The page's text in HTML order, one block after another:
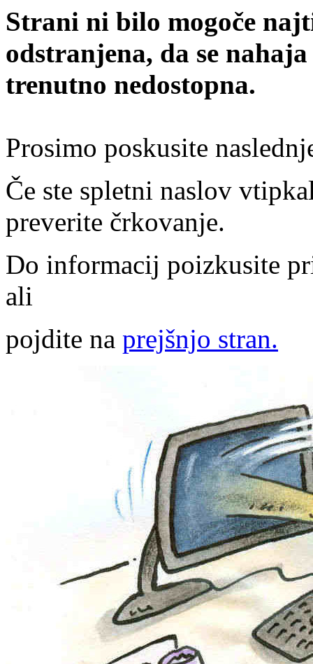
Strani ni bilo mogoče
odstranjena, da se
trenutno nedostopna.
Prosimo poskusite
Če ste spletni naslov
preverite črkovanje.
Do informacij poizkusite
ali
pojdite na prejšnjo stran.